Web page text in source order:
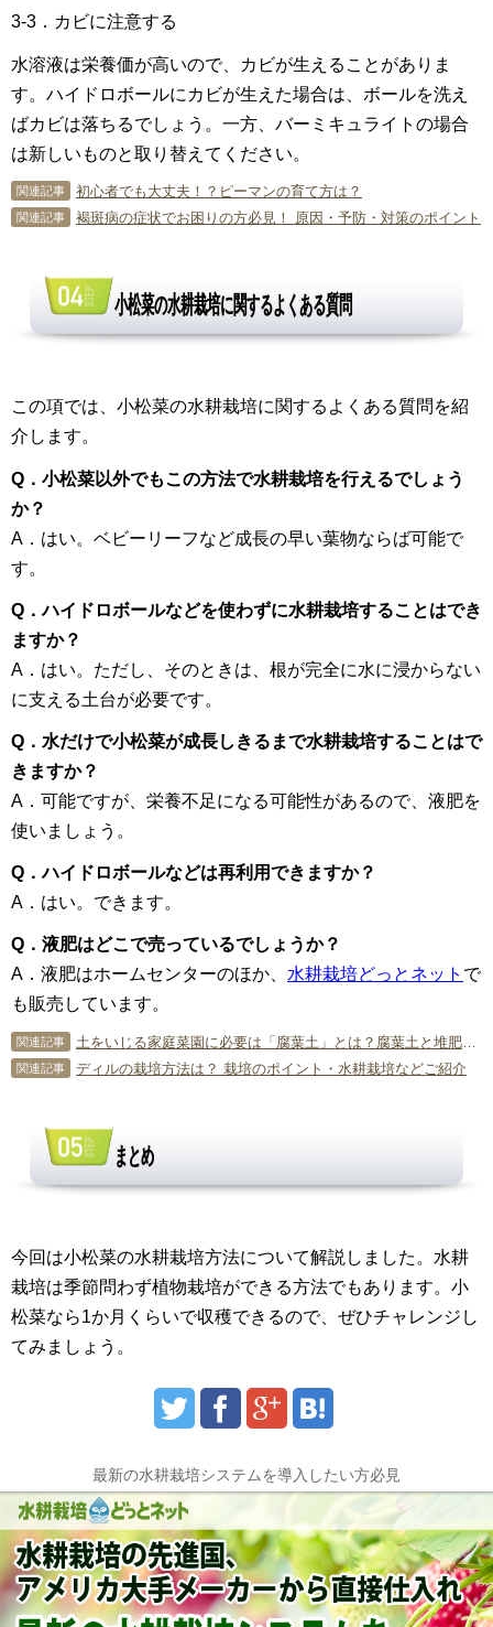
3-3．カビに注意する
水溶液は栄養価が高いので、カビが生えることがありま
す。ハイドロボールにカビが生えた場合は、ボールを洗え
ばカビは落ちるでしょう。一方、バーミキュライトの場合
は新しいものと取り替えてください。
関連記事 初心者でも大丈夫！？ピーマンの育て方は？
関連記事 褐斑病の症状でお困りの方必見！ 原因・予防・対策のポイント
小松菜の水耕栽培に関するよくある質問
この項では、小松菜の水耕栽培に関するよくある質問を紹
介します。
Q．小松菜以外でもこの方法で水耕栽培を行えるでしょう
か？
A．はい。ベビーリーフなど成長の早い葉物ならば可能で
す。
Q．ハイドロボールなどを使わずに水耕栽培することはでき
ますか？
A．はい。ただし、そのときは、根が完全に水に浸からない
に支える土台が必要です。
Q．水だけで小松菜が成長しきるまで水耕栽培することはで
きますか？
A．可能ですが、栄養不足になる可能性があるので、液肥を
使いましょう。
Q．ハイドロボールなどは再利用できますか？
A．はい。できます。
Q．液肥はどこで売っているでしょうか？
A．液肥はホームセンターのほか、 水耕栽培どっとネット で
も販売しています。
関連記事
関連記事 ディルの栽培方法は？ 栽培のポイント・水耕栽培などご紹介
まとめ
今回は小松菜の水耕栽培方法について解説しました。水耕
栽培は季節問わず植物栽培ができる方法でもあります。小
松菜なら1か月くらいで収穫できるので、ぜひチャレンジし
てみましょう。
最新の水耕栽培システムを導入したい方必見